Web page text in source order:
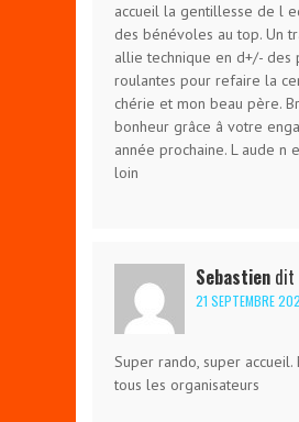
accueil la gentillesse de l
des bénévoles au top. Un
allie technique en d+/- des
roulantes pour refaire la
chérie et mon beau père.
bonheur grâce â votre
année prochaine. L aude n
loin
Sebastien dit
21 SEPTEMBRE
Super rando, super accueil.
tous les organisateurs